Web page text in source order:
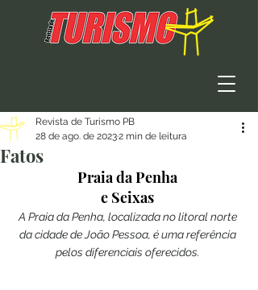
Fatos
Revista de Turismo PB
28 de ago. de 20232 min de leitura
Praia da Penha
e Seixas
A Praia da Penha, localizada no litoral norte
da cidade de João Pessoa, é uma referência
pelos diferenciais oferecidos.